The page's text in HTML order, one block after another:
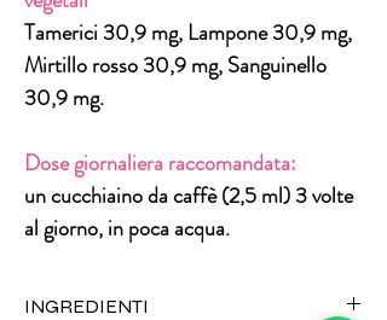
Tamerici 30,9 mg, Lampone 30,9 mg,
Mirtillo rosso 30,9 mg, Sanguinello
30,9 mg.
Dose giornaliera raccomandata:
un cucchiaino da caffè (2,5 ml) 3 volte
al giorno, in poca acqua.
INGREDIENTI